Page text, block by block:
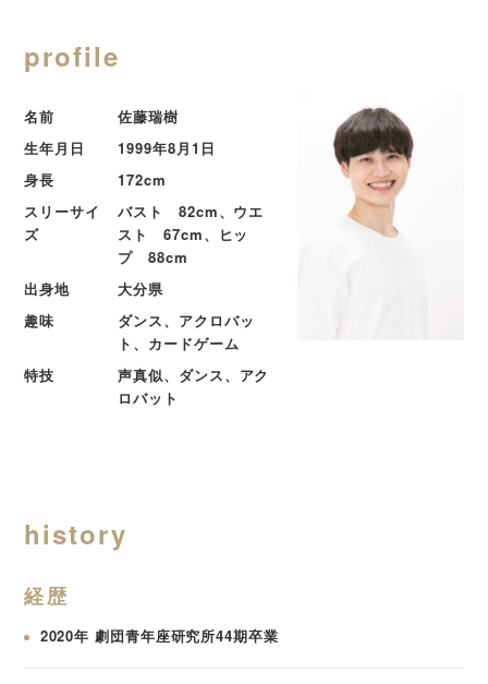
profile
名前
佐藤瑞樹
生年月日
1999年8月1日
身長
172cm
スリーサイ
ズ
バスト 82cm、ウエ
スト 67cm、ヒッ
プ 88cm
出身地
大分県
趣味
ダンス、アクロバッ
ト、カードゲーム
特技
声真似、ダンス、アク
ロバット
history
経歴
2020年 劇団青年座研究所44期卒業